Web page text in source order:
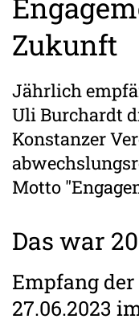
Zukunft
Jährlich
Uli Burchardt
Konstanzer
Motto
Das war
Empfang
27.06.2023